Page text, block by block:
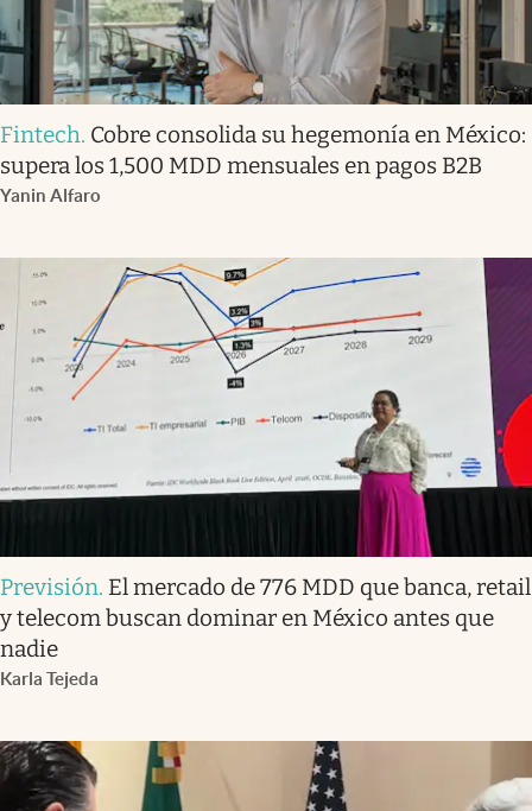
Fintech. Cobre consolida su hegemonía en México:
supera los 1,500 MDD mensuales en pagos B2B
Yanin Alfaro
Previsión. El mercado de 776 MDD que banca, retail
y telecom buscan dominar en México antes que
nadie
Karla Tejeda